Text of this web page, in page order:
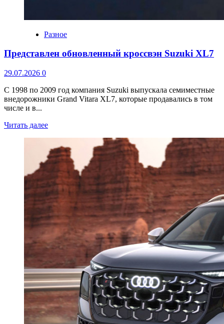
Разное
Представлен обновленный кроссвэн Suzuki XL7
29.07.2026 0
С 1998 по 2009 год компания Suzuki выпускала семиместные
внедорожники Grand Vitara XL7, которые продавались в том
числе и в...
Читать далее